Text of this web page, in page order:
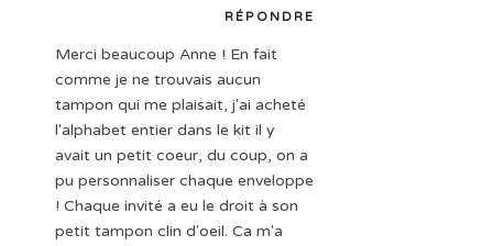
RÉPONDRE
Merci beaucoup Anne ! En fait
comme je ne trouvais aucun
tampon qui me plaisait, j'ai acheté
l'alphabet entier dans le kit il y
avait un petit coeur, du coup, on a
pu personnaliser chaque enveloppe
! Chaque invité a eu le droit à son
petit tampon clin d'oeil. Ca m'a